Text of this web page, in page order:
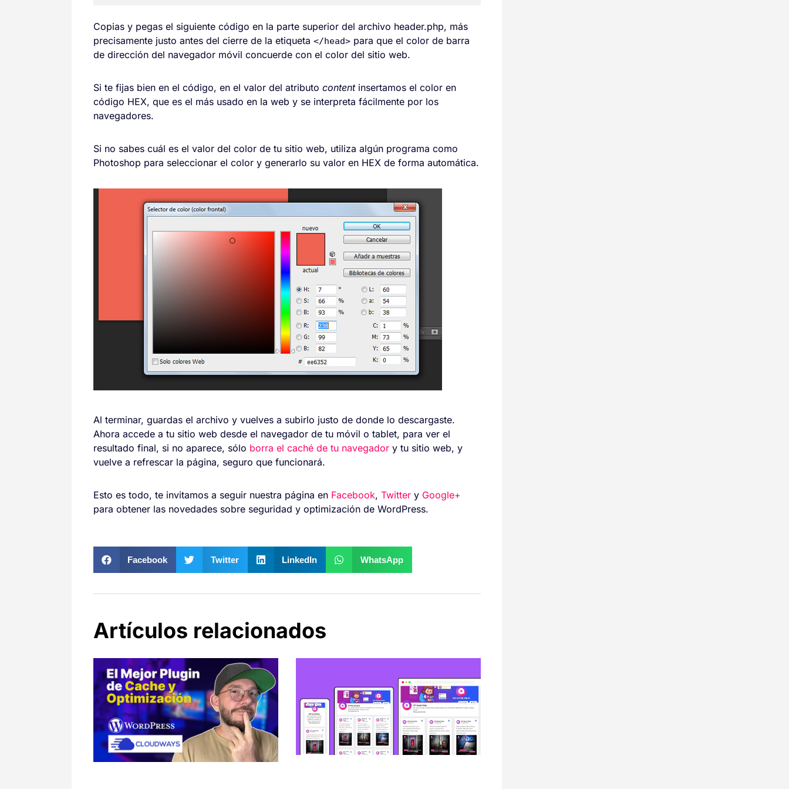
Copias y pegas el siguiente código en la parte superior del archivo header.php, más
precisamente justo antes del cierre de la etiqueta </head>para que el color de barra
de dirección del navegador móvil concuerde con el color del sitio web.
Si te fijas bien en el código, en el valor del atributo contentinsertamos el color en
código HEX, que es el más usado en la web y se interpreta fácilmente por los
navegadores.
Si no sabes cuál es el valor del color de tu sitio web, utiliza algún programa como
Photoshop para seleccionar el color y generarlo su valor en HEX de forma automática.
Al terminar, guardas el archivo y vuelves a subirlo justo de donde lo descargaste.
Ahora accede a tu sitio web desde el navegador de tu móvil o tablet, para ver el
resultado final, si no aparece, sólo borra el caché de tu navegadory tu sitio web, y
vuelve a refrescar la página, seguro que funcionará.
Esto es todo, te invitamos a seguir nuestra página en Facebook, Twittery Google+
para obtener las novedades sobre seguridad y optimización de WordPress.
Facebook Twitter LinkedIn WhatsApp
Artículos relacionados